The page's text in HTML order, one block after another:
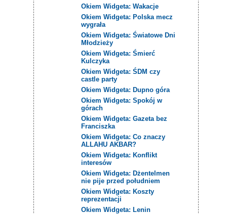
Okiem Widgeta: Wakacje
Okiem Widgeta: Polska mecz
wygrała
Okiem Widgeta: Światowe Dni
Młodzieży
Okiem Widgeta: Śmierć
Kulczyka
Okiem Widgeta: ŚDM czy
castle party
Okiem Widgeta: Dupno góra
Okiem Widgeta: Spokój w
górach
Okiem Widgeta: Gazeta bez
Franciszka
Okiem Widgeta: Co znaczy
ALLAHU AKBAR?
Okiem Widgeta: Konflikt
interesów
Okiem Widgeta: Dżentelmen
nie pije przed południem
Okiem Widgeta: Koszty
reprezentacji
Okiem Widgeta: Lenin